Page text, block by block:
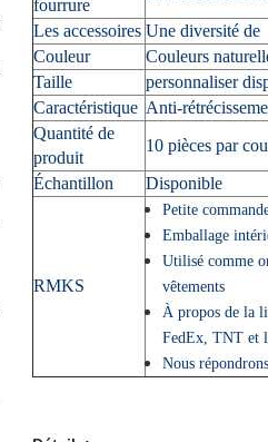
fourrure
Les accessoires Une diversité de
Couleur
Couleurs
Taille
personnaliser
Caractéristique Anti-
Quantité de
produit
10 pièces par
Échantillon
Disponible
RMKS
Petite
Emballage
Utilisé comme
vêtements
À propos de la
FedEx, TNT et
Nous